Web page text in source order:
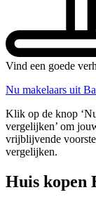
Vind een goede
Nu makelaars uit
Klik op de knop
vergelijken’ om
vrijblijvende
vergelijken.
Huis kopen